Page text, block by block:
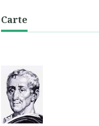
Carte